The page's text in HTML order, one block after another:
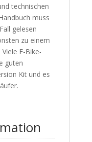
technischen
muss
gelesen
zu einem
E-Bike-
guten
Kit und es